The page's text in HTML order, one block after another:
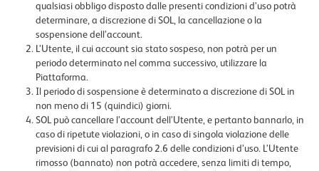
qualsiasi obbligo disposto dalle presenti condizioni d’uso potrà
determinare, a discrezione di SOL, la cancellazione o la
sospensione dell’account.
L’Utente, il cui account sia stato sospeso, non potrà per un
periodo determinato nel comma successivo, utilizzare la
Piattaforma.
Il periodo di sospensione è determinato a discrezione di SOL in
non meno di 15 (quindici) giorni.
SOL può cancellare l’account dell’Utente, e pertanto bannarlo, in
caso di ripetute violazioni, o in caso di singola violazione delle
previsioni di cui al paragrafo 2.6 delle condizioni d’uso. L’Utente
rimosso (bannato) non potrà accedere, senza limiti di tempo,